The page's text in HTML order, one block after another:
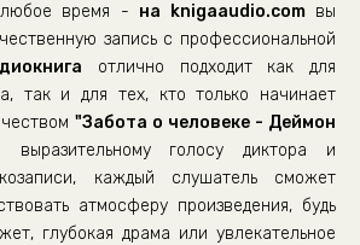
время - на knigaaudio.comвы
запись с профессиональной
отлично подходит как для
так и для тех, кто только начинает
"Забота о человеке - Деймон
выразительному голосу диктора и
каждый слушатель сможет
атмосферу произведения, будь
глубокая драма или увлекательное